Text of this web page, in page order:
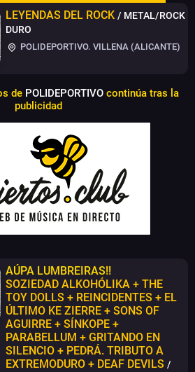
LEYENDAS DEL ROCK / METAL/ROCK
DURO
POLIDEPORTIVO. VILLENA (ALICANTE)
de POLIDEPORTIVO continúa tras la
publicidad
AÚPA LUMBREIRAS!!
SOZIEDAD ALKOHÓLIKA + THE
TOY DOLLS + REINCIDENTES + EL
ÚLTIMO KE ZIERRE + SONS OF
AGUIRRE + SÍNKOPE +
PARABELLUM + GRITANDO EN
SILENCIO + PEDRÁ. TRIBUTO A
EXTREMODURO + DEAF DEVILS /